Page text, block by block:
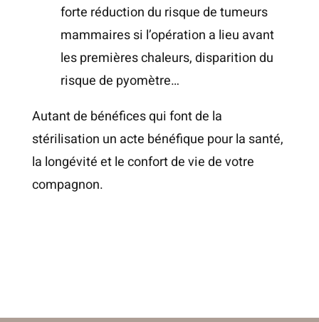
forte réduction du risque de tumeurs
mammaires si l’opération a lieu avant
les premières chaleurs, disparition du
risque de pyomètre…
Autant de bénéfices qui font de la
stérilisation un acte bénéfique pour la santé,
la longévité et le confort de vie de votre
compagnon.